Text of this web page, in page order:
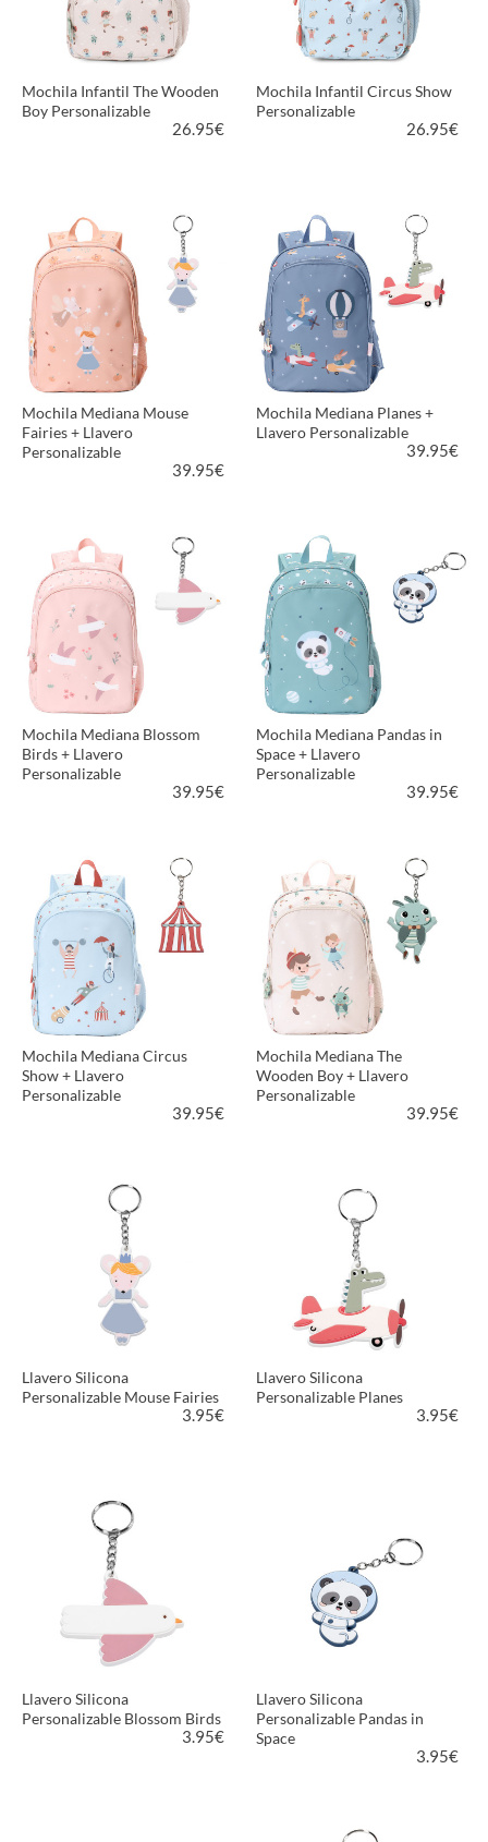
Mochila Infantil The Wooden
Boy Personalizable
26.95€
VER PRODUCTO
Mochila Infantil Circus Show
Personalizable
26.95€
VER PRODUCTO
Mochila Mediana Mouse
Fairies + Llavero
Personalizable
39.95€
VER PRODUCTO
Mochila Mediana Planes +
Llavero Personalizable
39.95€
VER PRODUCTO
Mochila Mediana Blossom
Birds + Llavero
Personalizable
39.95€
VER PRODUCTO
Mochila Mediana Pandas in
Space + Llavero
Personalizable
39.95€
VER PRODUCTO
Mochila Mediana Circus
Show + Llavero
Personalizable
39.95€
VER PRODUCTO
Mochila Mediana The
Wooden Boy + Llavero
Personalizable
39.95€
Llavero Silicona
Personalizable Mouse Fairies
3.95€
VER PRODUCTO
Llavero Silicona
Personalizable Planes
3.95€
Llavero Silicona
Personalizable Blossom Birds
3.95€
Llavero Silicona
Personalizable Pandas in
Space
3.95€
VER PRODUCTO